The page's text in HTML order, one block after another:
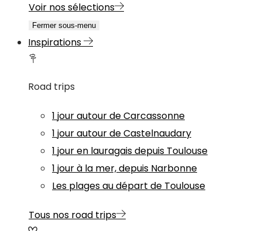
Voir nos sélections
Fermer sous-menu
Inspirations
Road trips
1 jour autour de Carcassonne
1 jour autour de Castelnaudary
1 jour en lauragais depuis Toulouse
1 jour à la mer, depuis Narbonne
Les plages au départ de Toulouse
Tous nos road trips